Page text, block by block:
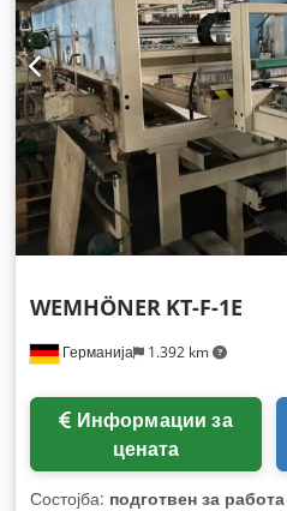
Германија 1.392 km
WEMHÖNER KT-F-1E
цената
Состојба: подготвен за